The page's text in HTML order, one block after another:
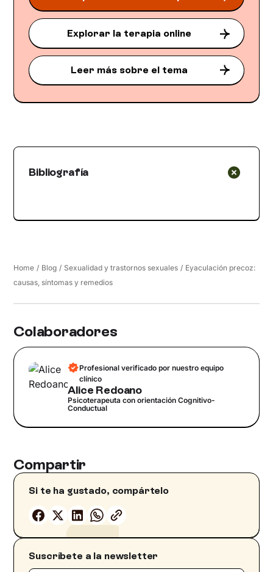
Explorar la terapia online
Leer más sobre el tema
Bibliografía
Home / Blog / Sexualidad y trastornos sexuales / Eyaculación precoz:
causas, síntomas y remedios
Colaboradores
Profesional verificado por nuestro equipo
clínico
Alice Redoano
Psicoterapeuta con orientación Cognitivo-
Conductual
Compartir
Si te ha gustado, compártelo
Suscríbete a la newsletter